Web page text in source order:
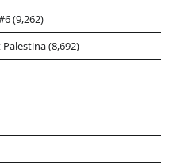
(9,262)
Palestina(8,692)